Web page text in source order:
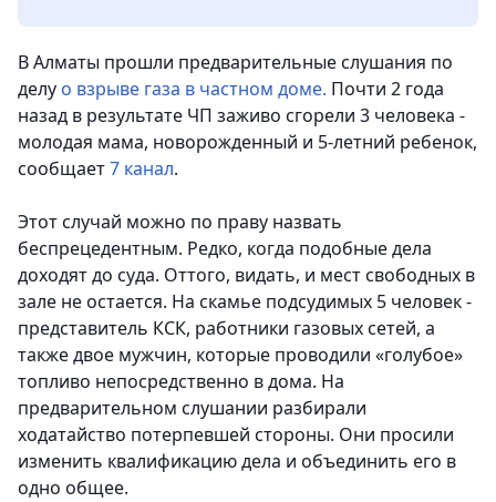
В Алматы прошли предварительные слушания по
делу о взрыве газа в частном доме. Почти 2 года
назад в результате ЧП заживо сгорели 3 человека -
молодая мама, новорожденный и 5-летний ребенок,
сообщает7 канал.
Этот случай можно по праву назвать
беспрецедентным. Редко, когда подобные дела
доходят до суда. Оттого, видать, и мест свободных в
зале не остается. На скамье подсудимых 5 человек -
представитель КСК, работники газовых сетей, а
также двое мужчин, которые проводили «голубое»
топливо непосредственно в дома. На
предварительном слушании разбирали
ходатайство потерпевшей стороны. Они просили
изменить квалификацию дела и объединить его в
одно общее.